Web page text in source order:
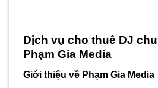
Dịch vụ cho thuê DJ
Phạm Gia Media
Giới thiệu về Phạm Gia Media